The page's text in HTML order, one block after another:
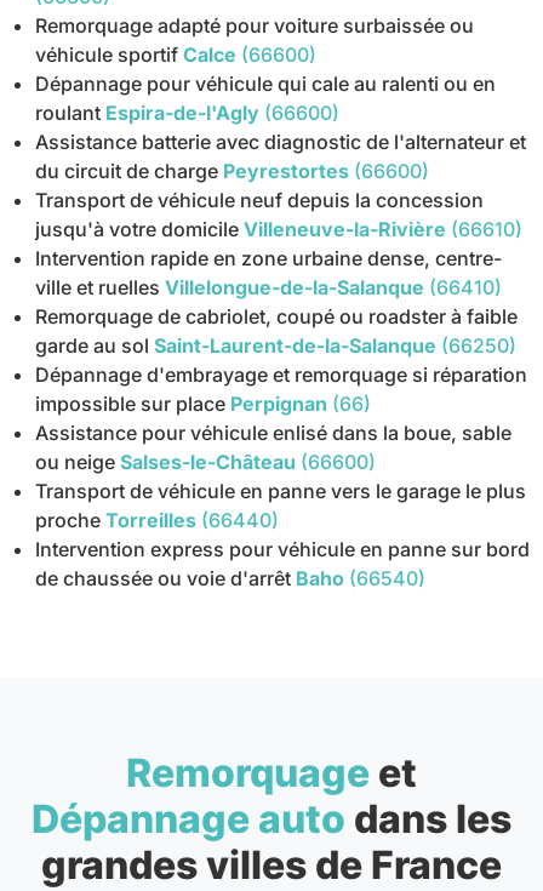
Remorquage adapté pour voiture surbaissée ou
véhicule sportif Calce (66600)
Dépannage pour véhicule qui cale au ralenti ou en
roulant Espira-de-l'Agly (66600)
Assistance batterie avec diagnostic de l'alternateur et
du circuit de charge Peyrestortes (66600)
Transport de véhicule neuf depuis la concession
jusqu'à votre domicile Villeneuve-la-Rivière (66610)
Intervention rapide en zone urbaine dense, centre-
ville et ruelles Villelongue-de-la-Salanque (66410)
Remorquage de cabriolet, coupé ou roadster à faible
garde au sol Saint-Laurent-de-la-Salanque (66250)
Dépannage d'embrayage et remorquage si réparation
impossible sur place Perpignan (66)
Assistance pour véhicule enlisé dans la boue, sable
ou neige Salses-le-Château (66600)
Transport de véhicule en panne vers le garage le plus
proche Torreilles (66440)
Intervention express pour véhicule en panne sur bord
de chaussée ou voie d'arrêt Baho (66540)
Remorquage et
Dépannage auto dans les
grandes villes de France